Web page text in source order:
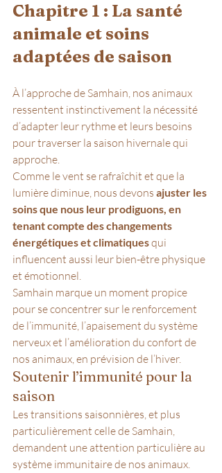
Chapitre 1 : La santé
animale et soins
adaptées de saison
À l’approche de Samhain, nos animaux
ressentent instinctivement la nécessité
d’adapter leur rythme et leurs besoins
pour traverser la saison hivernale qui
approche.
Comme le vent se rafraîchit et que la
lumière diminue, nous devons ajuster les
soins que nous leur prodiguons, en
tenant compte des changements
énergétiques et climatiques qui
influencent aussi leur bien-être physique
et émotionnel.
Samhain marque un moment propice
pour se concentrer sur le renforcement
de l’immunité, l’apaisement du système
nerveux et l’amélioration du confort de
nos animaux, en prévision de l’hiver.
Soutenir l’immunité pour la
saison
Les transitions saisonnières, et plus
particulièrement celle de Samhain,
demandent une attention particulière au
système immunitaire de nos animaux.